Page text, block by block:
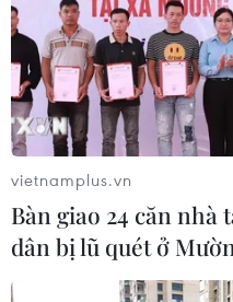
Sở hữu trí tuệ
RSS
Ngôn ngữ
Dịch vụ tin
Liên hệ
vietnamplus.vn
Bàn giao 24 căn nhà
dân bị lũ quét ở